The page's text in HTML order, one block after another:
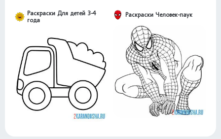
Раскраски Для детей 3-4
года
Раскраски Человек-паук